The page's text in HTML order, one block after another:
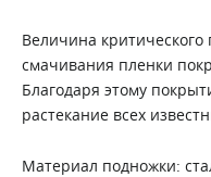
Величина
смачивания пленки
Благодаря этому
растекание всех
Материал подножки: